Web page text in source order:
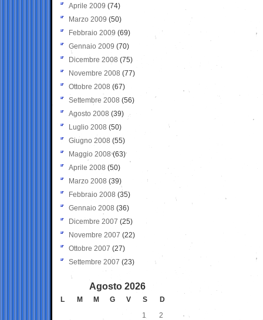
Aprile 2009 (74)
Marzo 2009 (50)
Febbraio 2009 (69)
Gennaio 2009 (70)
Dicembre 2008 (75)
Novembre 2008 (77)
Ottobre 2008 (67)
Settembre 2008 (56)
Agosto 2008 (39)
Luglio 2008 (50)
Giugno 2008 (55)
Maggio 2008(63)
Aprile 2008 (50)
Marzo 2008 (39)
Febbraio 2008 (35)
Gennaio 2008 (36)
Dicembre 2007 (25)
Novembre 2007 (22)
Ottobre 2007 (27)
Settembre 2007 (23)
Agosto 2026
L M M G V S
D
1
2